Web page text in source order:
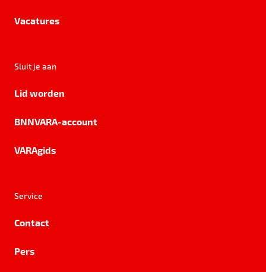
Vacatures
Sluit je aan
Lid worden
BNNVARA-account
VARAgids
Service
Contact
Pers